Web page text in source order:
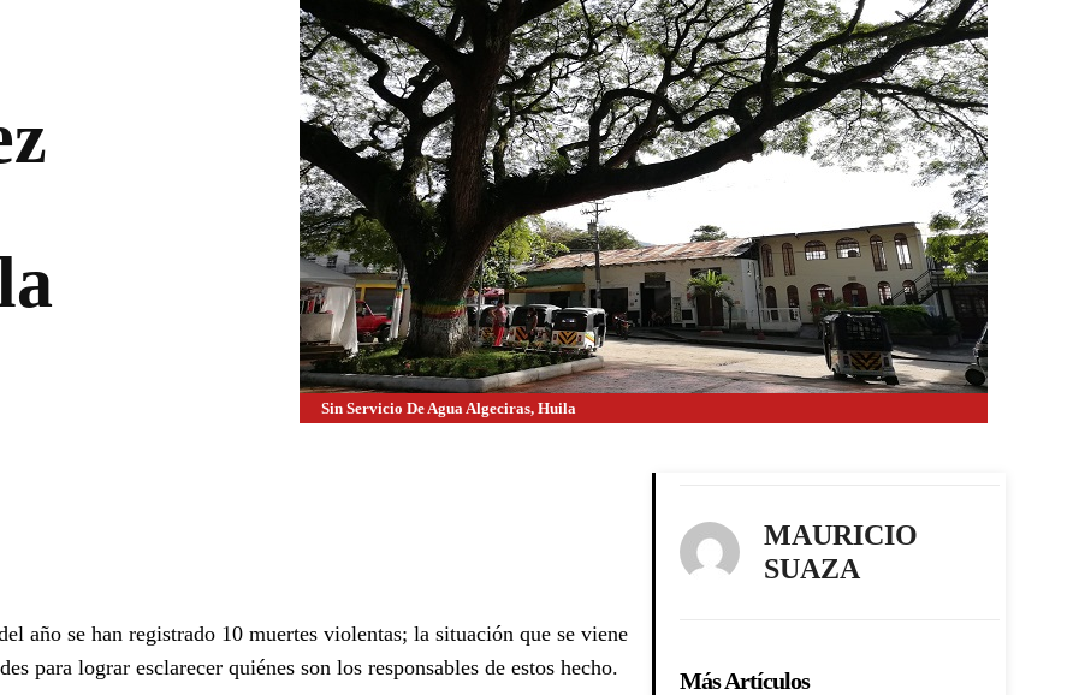
Sin Servicio De Agua Algeciras, Huila
año se han registrado 10 muertes violentas; la situación que se viene
para lograr esclarecer quiénes son los responsables de estos hecho.
MAURICIO
SUAZA
Más Artículos